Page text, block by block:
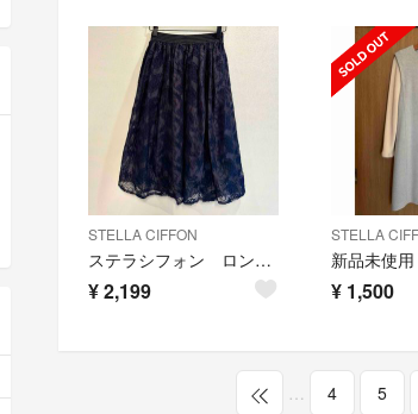
STELLA CIFFON
ステラシフォン ロング刺繍スカート
¥2,199
STELLA
¥ 1,500
… 4 5